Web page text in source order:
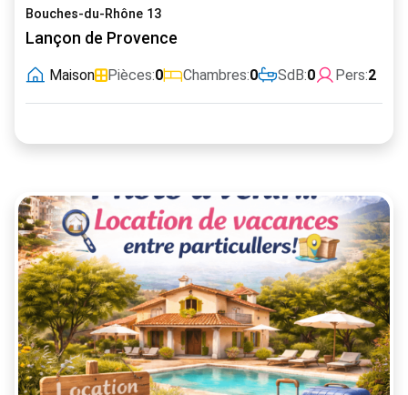
Bouches-du-Rhône 13
Lançon de Provence
Maison Pièces:0 Chambres:0 SdB:0 Pers:2